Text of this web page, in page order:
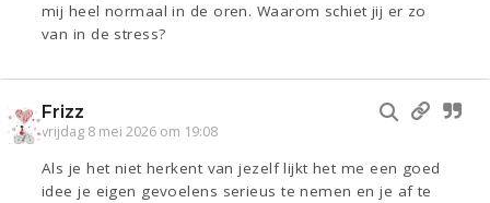
mij heel normaal in de oren. Waarom schiet jij er zo
van in de stress?
Frizz
vrijdag 8 mei 2026 om 19:08
Als je het niet herkent van jezelf lijkt het me een goed
idee je eigen gevoelens serieus te nemen en je af te